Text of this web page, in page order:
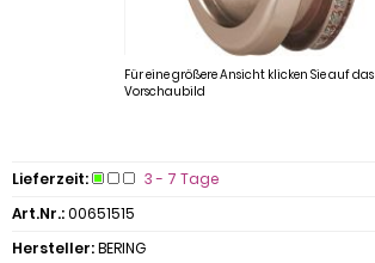
Für eine größere Ansicht klicken Sie auf das
Vorschaubild
Lieferzeit:
3 - 7 Tage
Art.Nr.:00651515
Hersteller:BERING